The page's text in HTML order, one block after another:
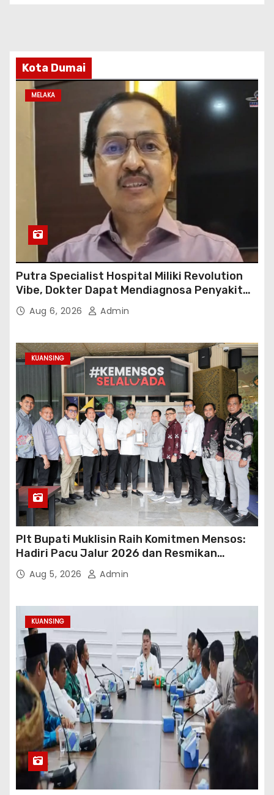
Kota Dumai
MELAKA
Putra Specialist Hospital Miliki Revolution
Vibe, Dokter Dapat Mendiagnosa Penyakit
dengan Tepat
Aug 6, 2026 Admin
KUANSING
Plt Bupati Muklisin Raih Komitmen Mensos:
Hadiri Pacu Jalur 2026 dan Resmikan
Sekolah Rakyat Kuansing
Aug 5, 2026 Admin
KUANSING